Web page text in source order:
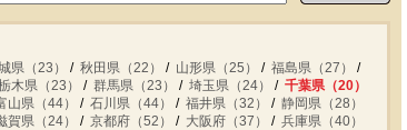
県（23） 秋田県（22） 山形県（25）
福島県（27）
木県（23） 群馬県（23） 埼玉県（24）
千葉県（20）
山県（44） 石川県（44） 福井県（32）
静岡県（28）
賀県（24） 京都府（52） 大阪府（37）
兵庫県（40）